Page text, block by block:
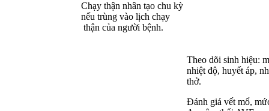
Chạy thận nhân tạo chu kỳ
nếu trùng vào lịch chạy
thận của người bệnh.
Theo dõi sinh hiệu:
nhiệt độ, huyết áp,
thở.
Đánh giá vết mổ,